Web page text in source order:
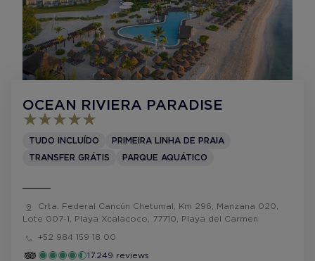
OCEAN RIVIERA PARADISE
TUDO INCLUÍDO
PRIMEIRA LINHA DE PRAIA
TRANSFER GRÁTIS
PARQUE AQUÁTICO
Crta. Federal Cancún Chetumal, Km 296, Manzana 020,
Lote 007-1, Playa Xcalacoco, 77710, Playa del Carmen
+52 984 159 18 00
17.249 reviews